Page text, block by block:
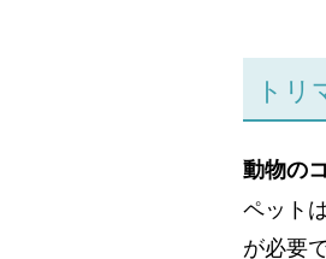
トリ
動物の
ペット
が必要